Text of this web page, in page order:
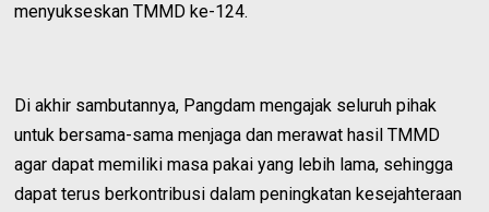
menyukseskan TMMD ke-124.
Di akhir sambutannya, Pangdam mengajak seluruh pihak
untuk bersama-sama menjaga dan merawat hasil TMMD
agar dapat memiliki masa pakai yang lebih lama, sehingga
dapat terus berkontribusi dalam peningkatan kesejahteraan